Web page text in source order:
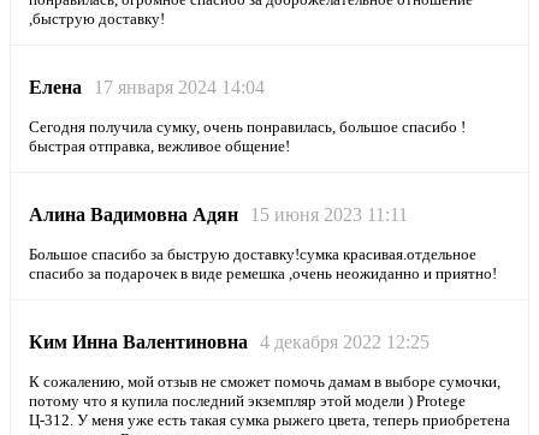
,быструю доставку!
Елена 17 января 2024 14:04
Сегодня получила сумку, очень понравилась, большое спасибо !
быстрая отправка, вежливое общение!
Алина Вадимовна Адян 15 июня 2023 11:11
Большое спасибо за быструю доставку!сумка красивая.отдельное
спасибо за подарочек в виде ремешка ,очень неожиданно и приятно!
Ким Инна Валентиновна 4 декабря 2022 12:25
К сожалению, мой отзыв не сможет помочь дамам в выборе сумочки,
потому что я купила последний экземпляр этой модели ) Protege
Ц-312. У меня уже есть такая сумка рыжего цвета, теперь приобретена